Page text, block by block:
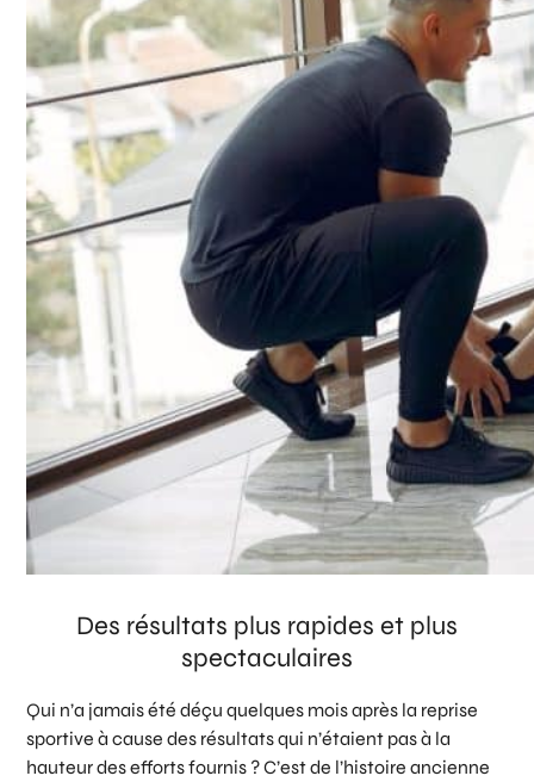
Des résultats plus rapides et plus
spectaculaires
Qui n’a jamais été déçu quelques mois après la reprise
sportive à cause des résultats qui n’étaient pas à la
hauteur des efforts fournis ? C’est de l’histoire ancienne